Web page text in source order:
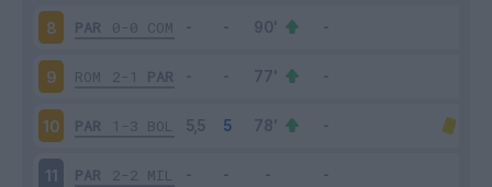
8 PAR 0-0 COM
9 ROM 2-1 PAR
10 PAR 1-3 BOL
11 PAR 2-2 MIL